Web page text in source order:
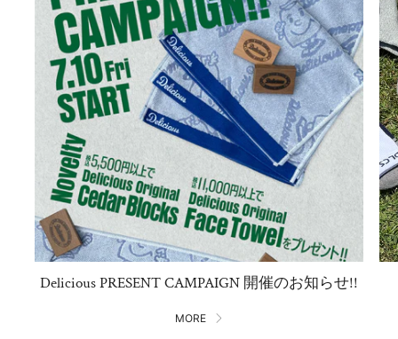
Delicious PRESENT CAMPAIGN 開催のお知らせ!!
MORE